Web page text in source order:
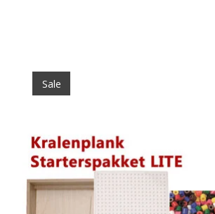
Items van productcarrousel
Sale